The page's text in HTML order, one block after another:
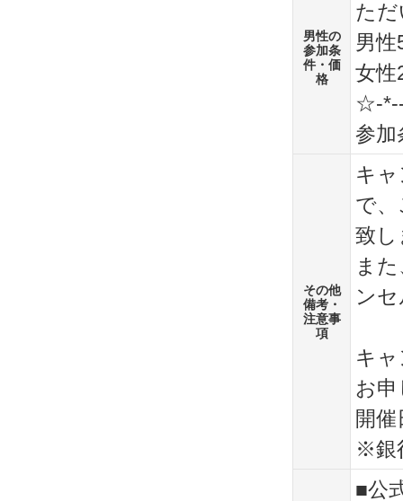
男性の
参加条
件・価
格
ただ
男
女
☆-
参加
その他
備考・
注意事
項
キ
で
致し
ま
ン
キ
お
開
※銀
■公